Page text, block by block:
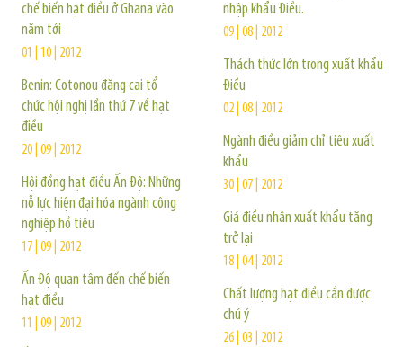
chế biến hạt điều ở Ghana vào
năm tới
01 | 10 | 2012
Benin: Cotonou đăng cai tổ
chức hội nghị lần thứ 7 về hạt
điều
20 | 09 | 2012
Hội đồng hạt điều Ấn Độ: Những
nỗ lực hiện đại hóa ngành công
nghiệp hồ tiêu
17 | 09 | 2012
Ấn Độ quan tâm đến chế biến
hạt điều
11 | 09 | 2012
nhập khẩu Điều.
09 | 08 | 2012
Thách thức lớn trong xuất khẩu
Điều
02 | 08 | 2012
Ngành điều giảm chỉ tiêu xuất
khẩu
30 | 07 | 2012
Giá điều nhân xuất khẩu tăng
trở lại
18 | 04 | 2012
Chất lượng hạt điều cần được
chú ý
26 | 03 | 2012